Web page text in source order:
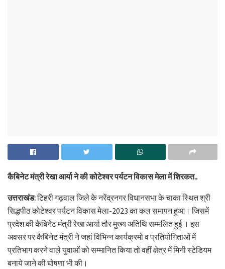
कैबिनेट मंत्री रेखा आर्या ने की कोटेश्वर पर्यटन विकास मेला में शिरकत..
उत्तराखंड:टिहरी गढ़वाल जिले के नरेंद्रनगर विधानसभा के चाका स्थित श्री
सिद्धपीठ कोटेश्वर पर्यटन विकास मेला-2023 का कल समापन हुआ। जिसमें
प्रदेश की कैबिनेट मंत्री रेखा आर्या तौर मुख्य अतिथि सम्मलित हुई । इस
अवसर पर कैबिनेट मंत्री ने जहां विभिन्न कार्यक्रमो व प्रतियोगिताओं में
प्रतिभाग करने वाले युवाओं को सम्मानित किया तो वहीं क्षेत्र में मिनी स्टेडियम
बनाये जाने की घोषणा भी की।